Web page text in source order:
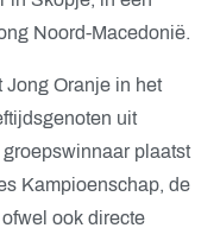
Noord-Macedonië.
Jong Oranje in het
uit
plaatst
Kampioenschap, de
ook directe